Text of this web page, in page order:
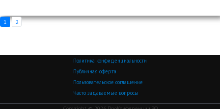
1 2
Политика конфиденциальности
Публичная оферта
Пользовательское соглашение
Часто задаваемые вопросы